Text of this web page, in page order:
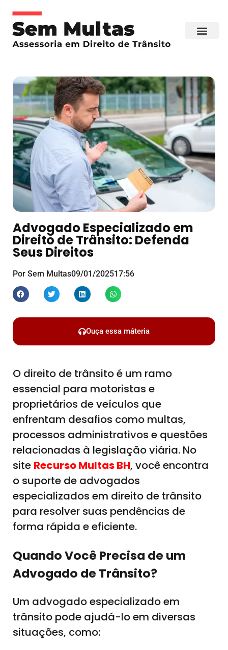
Advogado Especializado em
Direito de Trânsito: Defenda
Seus Direitos
Por Sem Multas09/01/202517:56
Ouça essa máteria
O direito de trânsito é um ramo
essencial para motoristas e
proprietários de veículos que
enfrentam desafios como multas,
processos administrativos e questões
relacionadas à legislação viária. No
site Recurso Multas BH, você encontra
o suporte de advogados
especializados em direito de trânsito
para resolver suas pendências de
forma rápida e eficiente.
Quando Você Precisa de um
Advogado de Trânsito?
Um advogado especializado em
trânsito pode ajudá-lo em diversas
situações, como: